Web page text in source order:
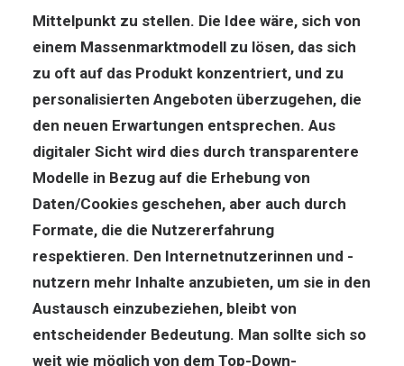
Mittelpunkt zu stellen. Die Idee wäre, sich von
einem Massenmarktmodell zu lösen, das sich
zu oft auf das Produkt konzentriert, und zu
personalisierten Angeboten überzugehen, die
den neuen Erwartungen entsprechen. Aus
digitaler Sicht wird dies durch transparentere
Modelle in Bezug auf die Erhebung von
Daten/Cookies geschehen, aber auch durch
Formate, die die Nutzererfahrung
respektieren. Den Internetnutzerinnen und -
nutzern mehr Inhalte anzubieten, um sie in den
Austausch einzubeziehen, bleibt von
entscheidender Bedeutung. Man sollte sich so
weit wie möglich von dem Top-Down-